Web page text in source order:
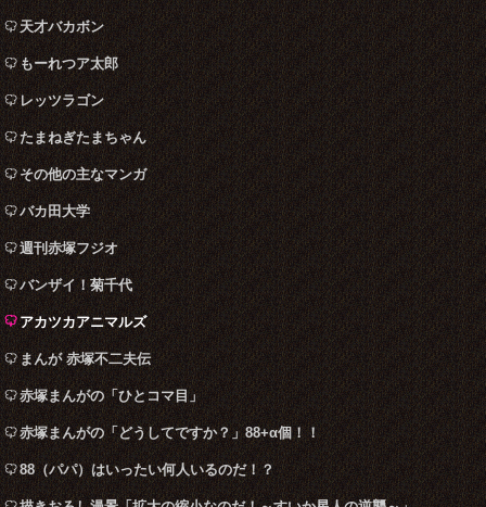
天才バカボン
もーれつア太郎
レッツラゴン
たまねぎたまちゃん
その他の主なマンガ
バカ田大学
週刊赤塚フジオ
バンザイ！菊千代
アカツカアニマルズ
まんが 赤塚不二夫伝
赤塚まんがの「ひとコマ目」
赤塚まんがの「どうしてですか？」88+α個！！
88（パパ）はいったい何人いるのだ！？